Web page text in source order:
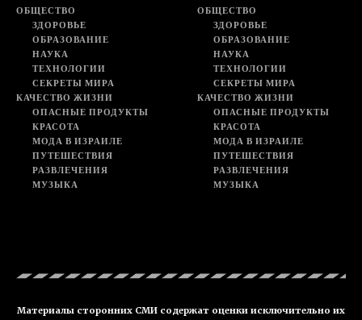
ОБЩЕСТВО
ЗДОРОВЬЕ
ОБРАЗОВАНИЕ
НАУКА
ТЕХНОЛОГИИ
СЕКРЕТЫ МИРА
КАЧЕСТВО ЖИЗНИ
ОПАСНЫЕ ПРОДУКТЫ
КРАСОТА
МОДА В ИЗРАИЛЕ
ПУТЕШЕСТВИЯ
РАЗВЛЕЧЕНИЯ
МУЗЫКА
ОБЩЕСТВО
ЗДОРОВЬЕ
ОБРАЗОВАНИЕ
НАУКА
ТЕХНОЛОГИИ
СЕКРЕТЫ МИРА
КАЧЕСТВО ЖИЗНИ
ОПАСНЫЕ ПРОДУКТЫ
КРАСОТА
МОДА В ИЗРАИЛЕ
ПУТЕШЕСТВИЯ
РАЗВЛЕЧЕНИЯ
МУЗЫКА
Материалы сторонних СМИ содержат оценки исключительно их